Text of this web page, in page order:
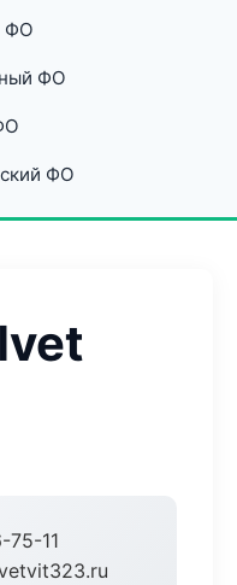
ФО
ФО
ФО
75-11